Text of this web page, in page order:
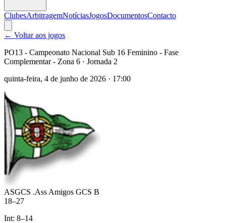
ClubesArbitragemNotíciasJogosDocumentosContacto
← Voltar aos jogos
PO13 - Campeonato Nacional Sub 16 Feminino - Fase
Complementar - Zona 6 · Jornada 2
quinta-feira, 4 de junho de 2026 · 17:00
ASGCS .Ass Amigos GCS B
18–27
Int: 8–14